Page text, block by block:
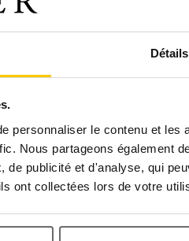
Détails
personnaliser le contenu et
Nous partageons également
de publicité et d'analyse, qui
ont collectées lors de votre